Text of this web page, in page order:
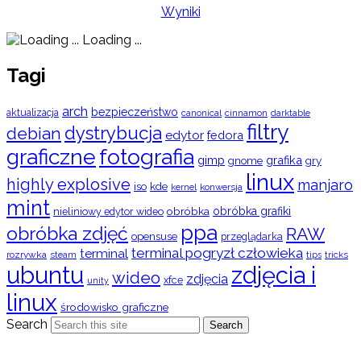
Wyniki
Loading ...
Tagi
aktualizacja arch bezpieczeństwo canonical cinnamon darktable
debian dystrybucja edytor fedora filtry
graficznefotografia gimp gnome grafika gry
highly explosive iso kde kernel konwersja linux manjaro
mint nieliniowy edytor wideo obróbka obróbka grafiki
obróbka zdjęć opensuse ppa przeglądarka RAW
rozrywka steam terminal terminal pogryzł człowieka tips tricks
ubuntu unity wideo xfce zdjęcia zdjęcia i
linux środowisko graficzne
Search Search